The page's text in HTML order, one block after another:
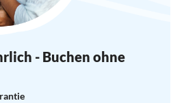
zu entdecken.
- Buchen ohne